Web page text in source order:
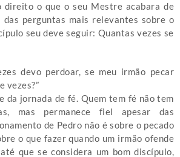
direito o que o seu Mestre acabara de
das perguntas mais relevantes sobre o
seu deve seguir: Quantas vezes se
devo perdoar, se meu irmão pecar
vezes?”
da jornada de fé. Quem tem fé não tem
mas permanece fiel apesar das
de Pedro não é sobre o pecado
o que fazer quando um irmão ofende
que se considera um bom discípulo,